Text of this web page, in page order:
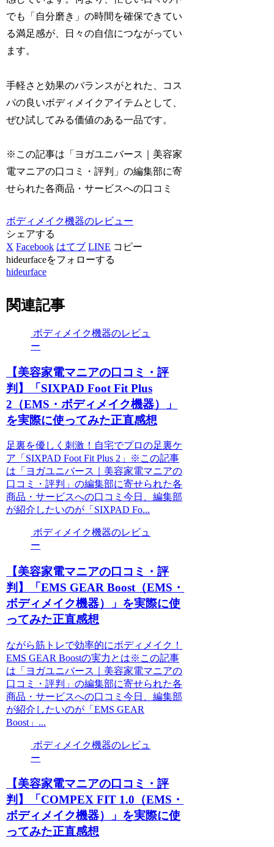
でも「自分磨き」の時間を確保できてい
る満足感が、日々の自信につながってい
ます。
手軽さと効果のバランスがとれた、コス
パの良いボディメイクアイテムとして、
ぜひ試してみる価値のある一品です。
※この記事は「ヨガユニバース｜美容家
電マニアの口コミ・評判」の編集部に寄
せられた各商品・サービスへの口コミ
ボディメイク機器のレビュー
シェアする
X Facebook はてブ LINE コピー
hideurfaceをフォローする
hideurface
関連記事
ボディメイク機器のレビュ
ー
【美容家電マニアの口コミ・評
判】「SIXPAD Foot Fit Plus
2（EMS・ボディメイク機器）」
を実際に使ってみた正直感想
足裏を優しく刺激！自宅でプロの足裏ケ
ア「SIXPAD Foot Fit Plus 2」※この記事
は「ヨガユニバース｜美容家電マニアの
口コミ・評判」の編集部に寄せられた各
商品・サービスへの口コミ今日、編集部
が紹介したいのが「SIXPAD Fo...
ボディメイク機器のレビュ
ー
【美容家電マニアの口コミ・評
判】「EMS GEAR Boost（EMS・
ボディメイク機器）」を実際に使
ってみた正直感想
ながら筋トレで効率的にボディメイク！
EMS GEAR Boostの実力とは※この記事
は「ヨガユニバース｜美容家電マニアの
口コミ・評判」の編集部に寄せられた各
商品・サービスへの口コミ今日、編集部
が紹介したいのが「EMS GEAR
Boost」...
ボディメイク機器のレビュ
ー
【美容家電マニアの口コミ・評
判】「COMPEX FIT 1.0（EMS・
ボディメイク機器）」を実際に使
ってみた正直感想